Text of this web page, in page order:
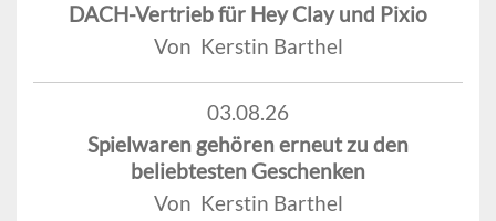
DACH-Vertrieb für Hey Clay und Pixio
Von Kerstin Barthel
03.08.26
Spielwaren gehören erneut zu den
beliebtesten Geschenken
Von Kerstin Barthel